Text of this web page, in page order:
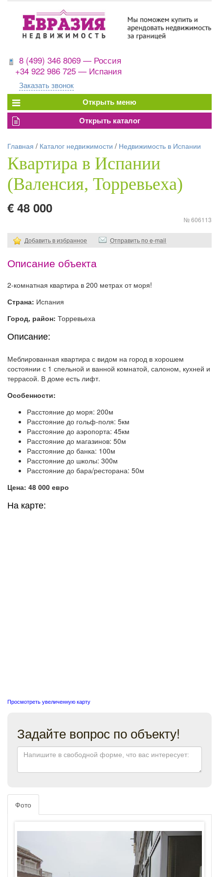
8 (499) 346 8069 — Россия
+34 922 986 725 — Испания
Заказать звонок
Главная / Каталог недвижимости / Недвижимость в Испании
Квартира в Испании
(Валенсия, Торревьеха)
€ 48 000
№ 606113
Добавить в избранное Отправить по e-mail
Описание объекта
2-комнатная квартира в 200 метрах от моря!
Страна: Испания
Город, район: Торревьеха
Описание:
Меблированная квартира с видом на город в хорошем
состоянии с 1 спельной и ванной комнатой, салоном, кухней и
террасой. В доме есть лифт.
Особенности:
Расстояние до моря: 200м
Расстояние до гольф-поля: 5км
Расстояние до аэропорта: 45км
Расстояние до магазинов: 50м
Расстояние до банка: 100м
Расстояние до школы: 300м
Расстояние до бара/ресторана: 50м
Цена: 48 000 евро
На карте:
Просмотреть увеличенную карту
Задайте вопрос по объекту!
Фото